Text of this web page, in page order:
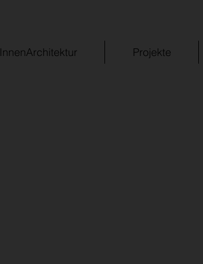
InnenArchitektur Projekte